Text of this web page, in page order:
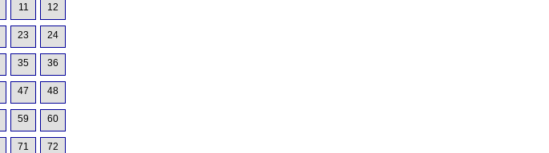
11 12
23 24
35 36
47 48
59 60
71 72